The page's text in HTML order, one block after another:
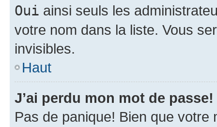
Oui ainsi seuls les
votre nom dans la liste. Vous
invisibles.
Haut
J’ai perdu mon mot de passe!
Pas de panique! Bien que